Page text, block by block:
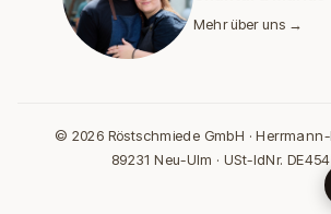
Mehr über uns →
© 2026 Röstschmiede GmbH · Herrmann-
89231 Neu-Ulm · USt-IdNr.